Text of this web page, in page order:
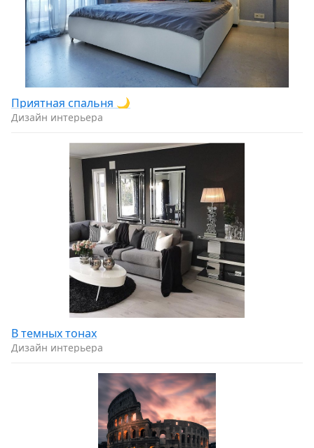
Приятная спальня 🌙
Дизайн интерьера
В тeмныx тoнаx
Дизайн интерьера